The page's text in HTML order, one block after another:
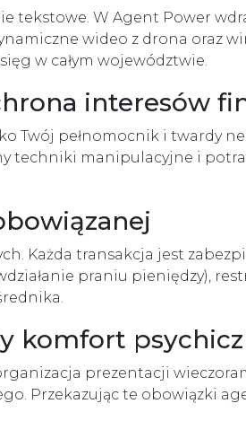
tekstowe. W Agent Power
wideo z drona oraz
w całym województwie.
interesów
Twój pełnomocnik i twardy
techniki manipulacyjne i
Każda transakcja jest
praniu pieniędzy),
komfort
prezentacji
Przekazując te obowiązki